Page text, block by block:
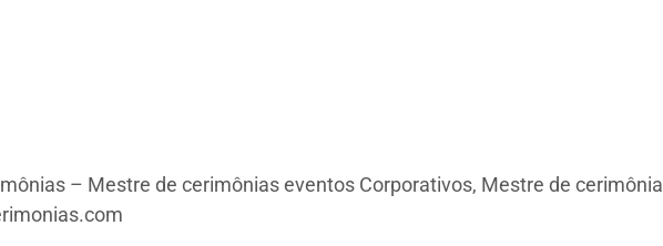
– Mestre de cerimônias eventos Corporativos, Mestre de cerimônia